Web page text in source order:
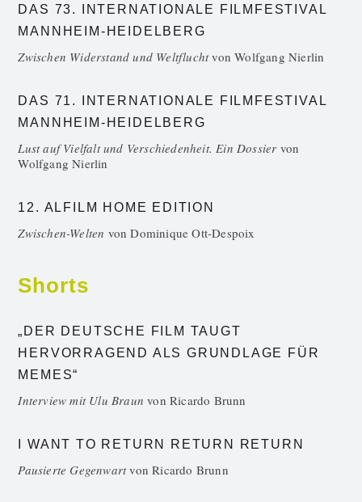
DAS 73. INTERNATIONALE FILMFESTIVAL
MANNHEIM-HEIDELBERG
Zwischen Widerstand und WeltfluchtvonWolfgang Nierlin
DAS 71. INTERNATIONALE FILMFESTIVAL
MANNHEIM-HEIDELBERG
Lust auf Vielfalt und Verschiedenheit. Ein Dossier von
Wolfgang Nierlin
12. ALFILM HOME EDITION
Zwischen-Welten vonDominique Ott-Despoix
Shorts
„DER DEUTSCHE FILM TAUGT
HERVORRAGEND ALS GRUNDLAGE FÜR
MEMES“
Interview mit Ulu Braun vonRicardo Brunn
I WANT TO RETURN RETURN RETURN
Pausierte GegenwartvonRicardo Brunn